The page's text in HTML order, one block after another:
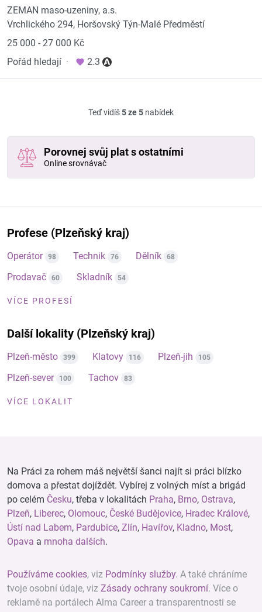
ZEMAN maso-uzeniny, a.s.
Vrchlického 294, Horšovský Týn-Malé Předměstí
25 000 - 27 000 Kč
Pořád hledají · 2.3
Teď vidíš5 ze 5 nabídek
Porovnej svůj plat s ostatními
Online srovnávač
Profese (Plzeňský kraj)
Operátor 98 Technik 76 Dělník 68
Prodavač 60 Skladník 54
VÍCE PROFESÍ
Další lokality (Plzeňský kraj)
Plzeň-město 399 Klatovy 116 Plzeň-jih 105
Plzeň-sever 100 Tachov 83
VÍCE LOKALIT
Na Práci za rohem máš největší šanci najít si práci blízko
domova a přestat dojíždět. Vybírej z volných míst a brigád
po celém Česku, třeba v lokalitách Praha, Brno, Ostrava,
Plzeň, Liberec, Olomouc, České Budějovice, Hradec Králové,
Ústí nad Labem, Pardubice, Zlín, Havířov, Kladno, Most,
Opava a mnoha dalších.
Používáme cookies, viz Podmínky služby. A také chráníme
tvoje osobní údaje, viz Zásady ochrany soukromí. Více o
reklamě na portálech Alma Career a transparentnosti se